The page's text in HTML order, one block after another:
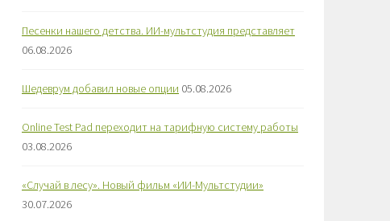
Песенки нашего детства. ИИ-мультстудия представляет
06.08.2026
Шедеврум добавил новые опции 05.08.2026
Online Test Pad переходит на тарифную систему работы
03.08.2026
«Случай в лесу». Новый фильм «ИИ-Мультстудии»
30.07.2026